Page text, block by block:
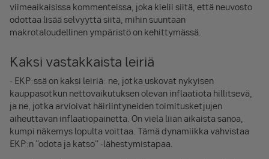
viimeaikaisissa kommenteissa, joka kielii siitä, että neuvosto
odottaa lisää selvyyttä siitä, mihin suuntaan
makrotaloudellinen ympäristö on kehittymässä.
Kaksi vastakkaista leiriä
- EKP:ssä on kaksi leiriä: ne, jotka uskovat nykyisen
kauppasotkun nettovaikutuksen olevan inflaatiota hillitsevä,
ja ne, jotka arvioivat häiriintyneiden toimitusketjujen
aiheuttavan inflaatiopainetta. On vielä liian aikaista sanoa,
kumpi näkemys lopulta voittaa. Tämä dynamiikka vahvistaa
EKP:n "odota ja katso" -lähestymistapaa.